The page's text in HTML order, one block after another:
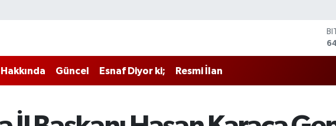
Güncel Esnaf Diyor ki; Resmi İlan